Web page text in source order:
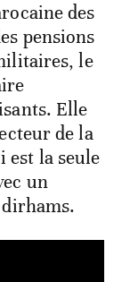
des
pensions
le
Elle
de la
est la seule
un